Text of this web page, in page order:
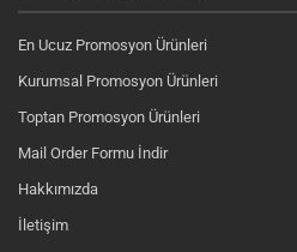
En Ucuz Promosyon Ürünleri
Kurumsal Promosyon Ürünleri
Toptan Promosyon Ürünleri
Mail Order Formu İndir
Hakkımızda
İletişim